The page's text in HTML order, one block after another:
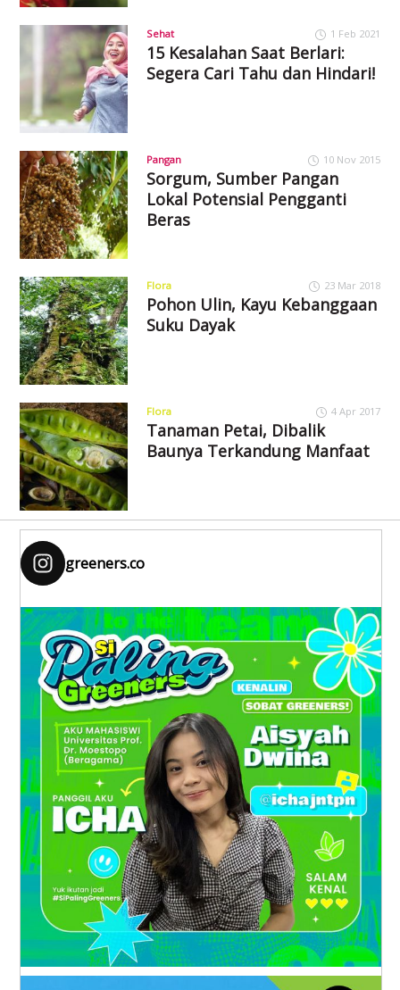
Sehat 1 Feb 2021
15 Kesalahan Saat Berlari:
Segera Cari Tahu dan Hindari!
Pangan 10 Nov 2015
Sorgum, Sumber Pangan
Lokal Potensial Pengganti
Beras
Flora 23 Mar 2018
Pohon Ulin, Kayu Kebanggaan
Suku Dayak
Flora 4 Apr 2017
Tanaman Petai, Dibalik
Baunya Terkandung Manfaat
greeners.co